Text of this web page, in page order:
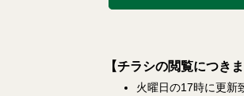
【チラシの閲覧につきま
火曜日の17時に更新